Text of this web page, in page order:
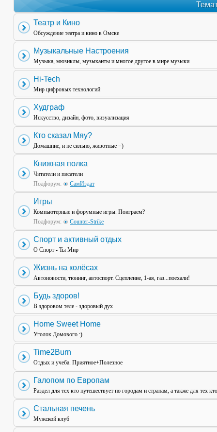
Театр и Кино
Обсуждение театра и кино в Омске
Музыкальные Настроения
Музыка, мюзиклы, музыканты и многое другое в мире музыки
Hi-Tech
Мир цифровых технологий
Худграф
Искусство, дизайн, фото, визуализация
Кто сказал Мяу?
Домашние, и не сильно, животные =)
Книжная полка
Читатели и писатели
Подфорум:
СамИздат
Игры
Компьютерные и форумные игры. Поиграем?
Подфорум:
Counter-Strike
Спорт и активный отдых
О Спорт - Ты Мир
Жизнь на колёсах
Автоновости, тюнинг, автоспорт. Сцепление, 1-ая, газ...поехали!
Будь здоров!
В здоровом теле - здоровый дух
Home Sweet Home
Уголок Домового :)
Time2Burn
Отдых и учеба. Приятное+Полезное
Галопом по Европам
Раздел для тех кто путешествует по городам и странам, а также для тех
Стальная печень
Мужской клуб